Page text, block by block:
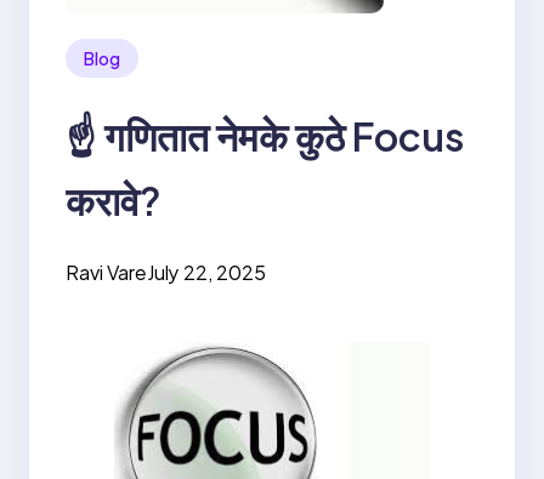
Blog
☝️ गणितात नेमके कुठे Focus
करावे?
Ravi VareJuly 22, 2025